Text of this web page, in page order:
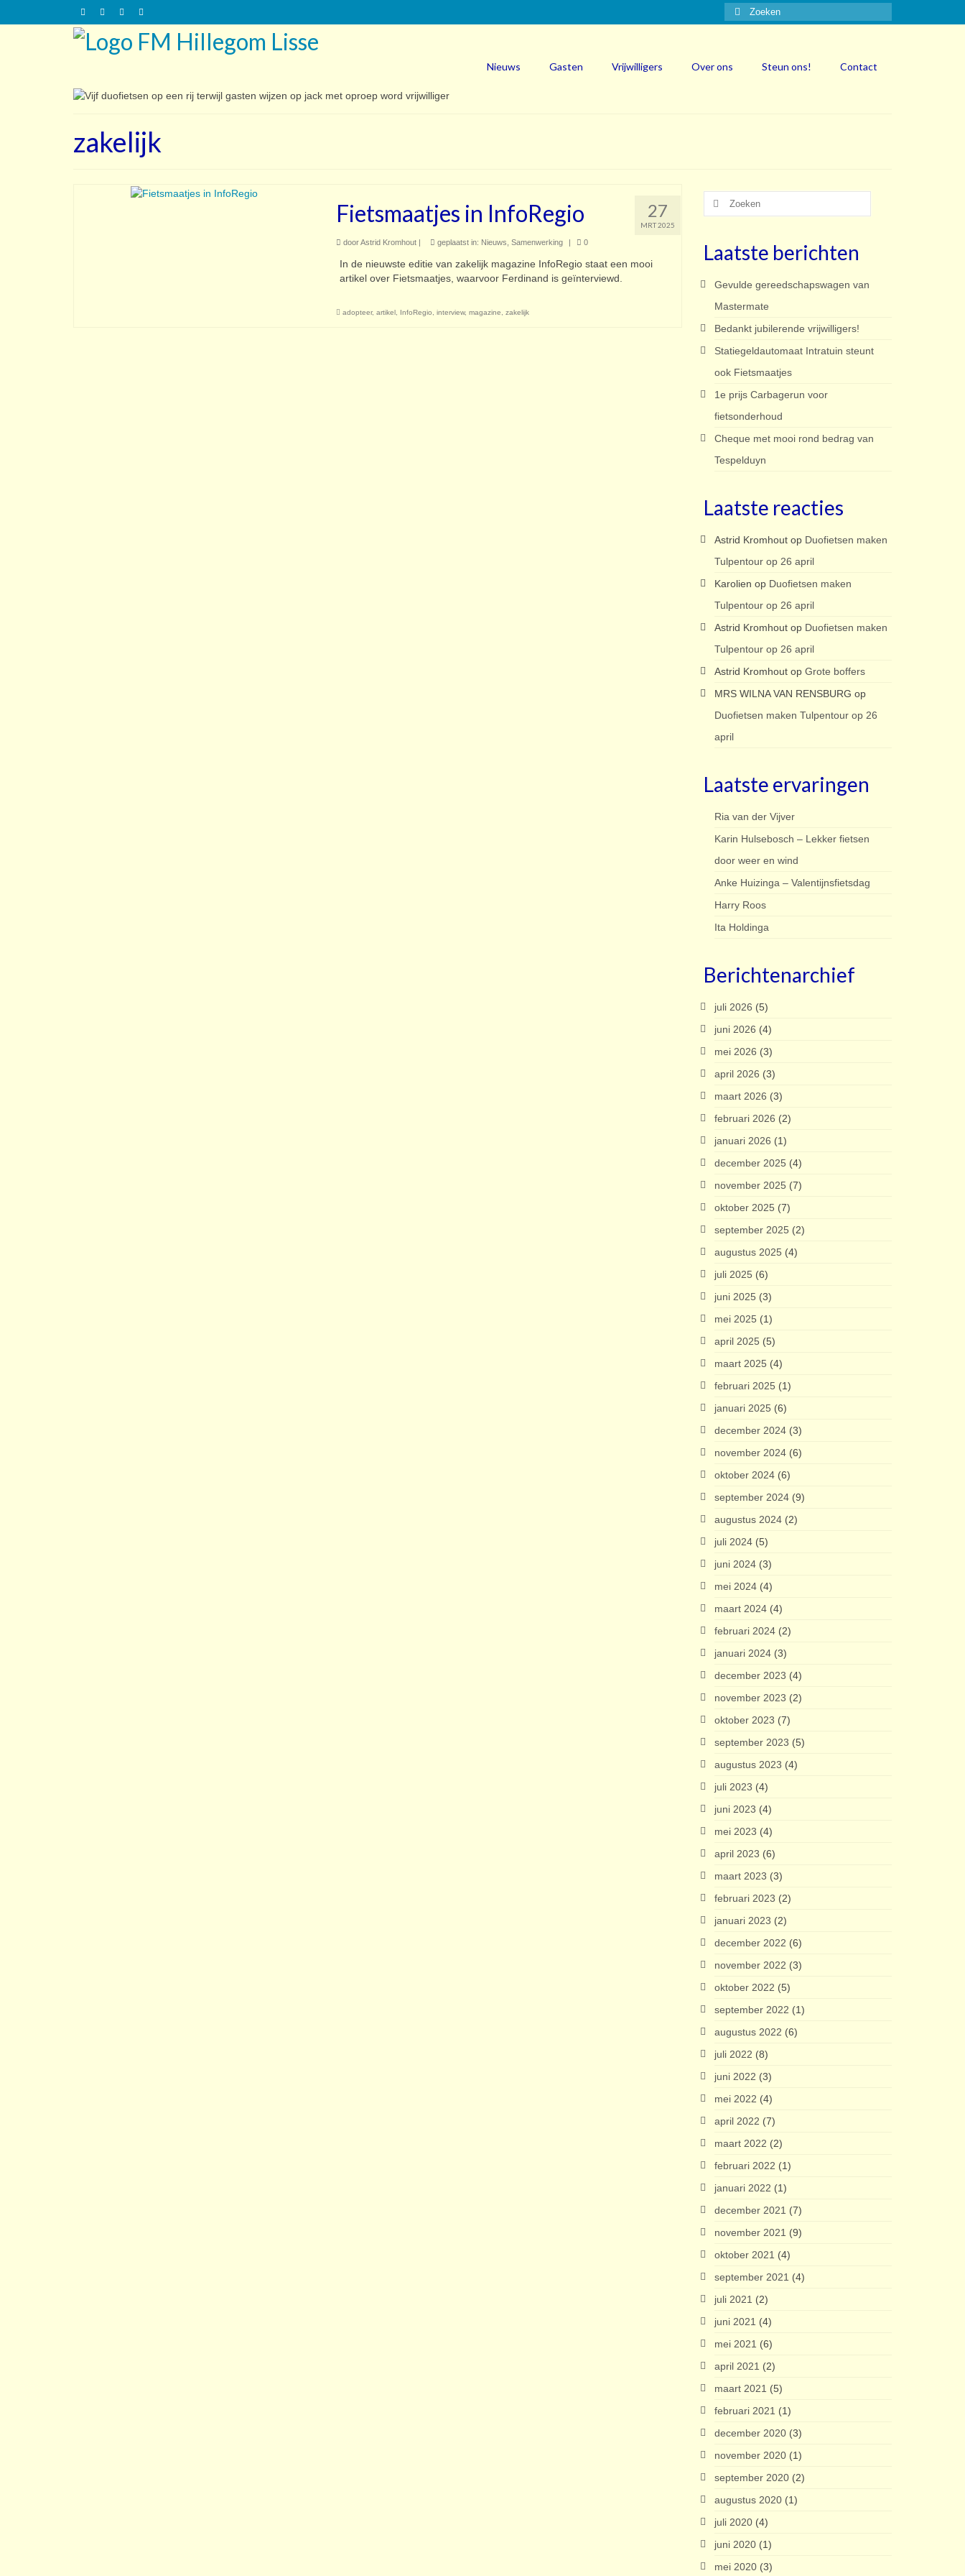
Zoeken
naar:
Nieuws Gasten Vrijwilligers Over ons Steun ons! Contact
zakelijk
27
MRT 2025
Fietsmaatjes in InfoRegio
doorAstrid Kromhout| geplaatst in: Nieuws Samenwerking 0
In de nieuwste editie van zakelijk magazine InfoRegio staat een mooi
artikel over Fietsmaatjes, waarvoor Ferdinand is geïnterviewd.
adopteer, artikel, InfoRegio, interview, magazine, zakelijk
Zoeken
Laatste berichten
Gevulde gereedschapswagen van
Mastermate
Bedankt jubilerende vrijwilligers!
Statiegeldautomaat Intratuin steunt
ook Fietsmaatjes
1e prijs Carbagerun voor
fietsonderhoud
Cheque met mooi rond bedrag van
Tespelduyn
Laatste reacties
Astrid Kromhoutop Duofietsen maken
Tulpentour op 26 april
Karolien op Duofietsen maken
Tulpentour op 26 april
Astrid Kromhoutop Duofietsen maken
Tulpentour op 26 april
Astrid Kromhoutop Grote boffers
MRS WILNA VAN RENSBURG op
Duofietsen maken Tulpentour op 26
april
Laatste ervaringen
Ria van der Vijver
Karin Hulsebosch – Lekker fietsen
door weer en wind
Anke Huizinga – Valentijnsfietsdag
Harry Roos
Ita Holdinga
Berichtenarchief
juli 2026 (5)
juni 2026 (4)
mei 2026 (3)
april 2026 (3)
maart 2026 (3)
februari 2026 (2)
januari 2026 (1)
december 2025 (4)
november 2025 (7)
oktober 2025 (7)
september 2025 (2)
augustus 2025 (4)
juli 2025 (6)
juni 2025 (3)
mei 2025 (1)
april 2025 (5)
maart 2025 (4)
februari 2025 (1)
januari 2025 (6)
december 2024(3)
november 2024(6)
oktober 2024(6)
september 2024(9)
augustus 2024(2)
juli 2024(5)
juni 2024(3)
mei 2024(4)
maart 2024(4)
februari 2024(2)
januari 2024(3)
december 2023 (4)
november 2023 (2)
oktober 2023 (7)
september 2023 (5)
augustus 2023 (4)
juli 2023 (4)
juni 2023 (4)
mei 2023 (4)
april 2023 (6)
maart 2023 (3)
februari 2023 (2)
januari 2023 (2)
december 2022 (6)
november 2022 (3)
oktober 2022 (5)
september 2022 (1)
augustus 2022 (6)
juli 2022 (8)
juni 2022 (3)
mei 2022 (4)
april 2022 (7)
maart 2022 (2)
februari 2022 (1)
januari 2022 (1)
december 2021 (7)
november 2021 (9)
oktober 2021 (4)
september 2021 (4)
juli 2021 (2)
juni 2021 (4)
mei 2021 (6)
april 2021 (2)
maart 2021 (5)
februari 2021 (1)
december 2020(3)
november 2020(1)
september 2020(2)
augustus 2020(1)
juli 2020(4)
juni 2020(1)
mei 2020(3)